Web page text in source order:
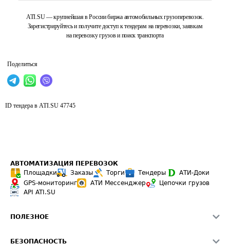
ATI.SU — крупнейшая в России биржа автомобильных грузоперевозок.
Зарегистрируйтесь и получите доступ к тендерам на перевозки, заявкам
на перевозку грузов и поиск транспорта
Поделиться
ID тендера в ATI.SU 47745
АВТОМАТИЗАЦИЯ ПЕРЕВОЗОК
Площадки
Заказы Торги Тендеры
АТИ-Доки
GPS-мониторинг
АТИ Мессенджер
Цепочки грузов
API ATI.SU
ПОЛЕЗНОЕ
БЕЗОПАСНОСТЬ